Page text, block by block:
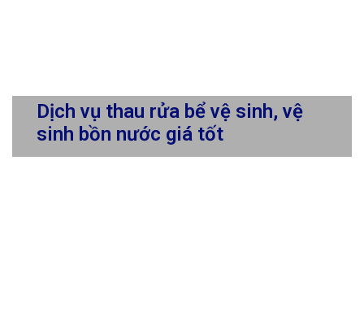
Dịch vụ thau rửa bể vệ sinh, vệ
sinh bồn nước giá tốt